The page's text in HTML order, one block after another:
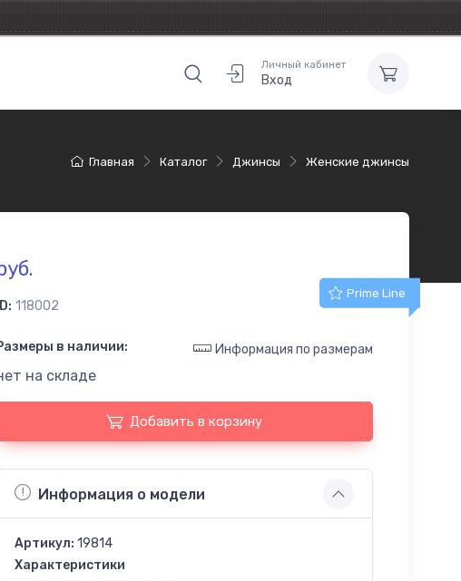
Личный кабинет
Вход
Главная Каталог Джинсы Женские джинсы
Prime Line
ID: 118002
в наличии: Информация по размерам
на складе
Добавить в корзину
Информация о модели
Артикул: 19814
Характеристики